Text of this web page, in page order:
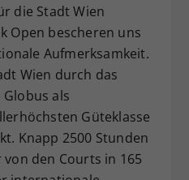
die Stadt Wien
Open bescheren uns
Aufmerksamkeit.
Wien durch das
als
Güteklasse
Knapp 2500 Stunden
den Courts in 165